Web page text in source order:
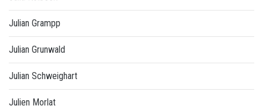
Julian Grampp
Julian Grunwald
Julian Schweighart
Julien Morlat